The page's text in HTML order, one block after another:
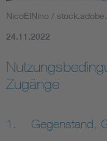
Assisted Living
Electromobility
NicoElNino /
24.11.2022
Zugänge
1. Gegenstand,